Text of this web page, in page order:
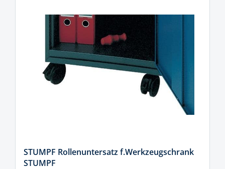
STUMPF Rollenuntersatz f.Werkzeugschrank
STUMPF